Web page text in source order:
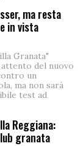
ma resta
in vista
Granata"
del nuovo
un
ma non sarà
test ad
Reggiana:
granata